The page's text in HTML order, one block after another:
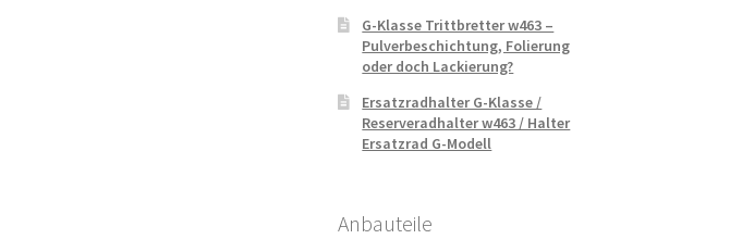
G-Klasse Trittbretter w463 –
Pulverbeschichtung, Folierung
oder doch Lackierung?
Ersatzradhalter G-Klasse /
Reserveradhalter w463 / Halter
Ersatzrad G-Modell
Anbauteile